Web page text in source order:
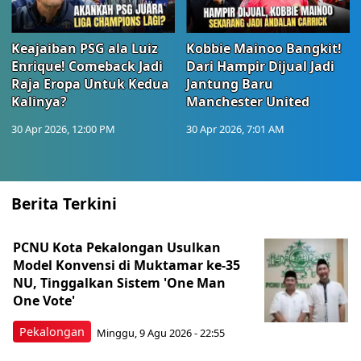
Keajaiban PSG ala Luiz
Enrique! Comeback Jadi
Raja Eropa Untuk Kedua
Kalinya?
30 Apr 2026, 12:00 PM
Kobbie Mainoo Bangkit!
Dari Hampir Dijual Jadi
Jantung Baru
Manchester United
30 Apr 2026, 7:01 AM
Berita Terkini
Pekalongan
PCNU Kota Pekalongan Usulkan
Model Konvensi di Muktamar ke-35
NU, Tinggalkan Sistem 'One Man
One Vote'
Minggu, 9 Agu 2026 - 22:55